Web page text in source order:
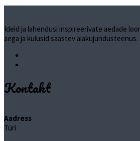
Ideid ja lahendusi inspireerivate aedade
aega ja kulusid säästev aiakujundusteenus.
Kontakt
Aadress
Türi